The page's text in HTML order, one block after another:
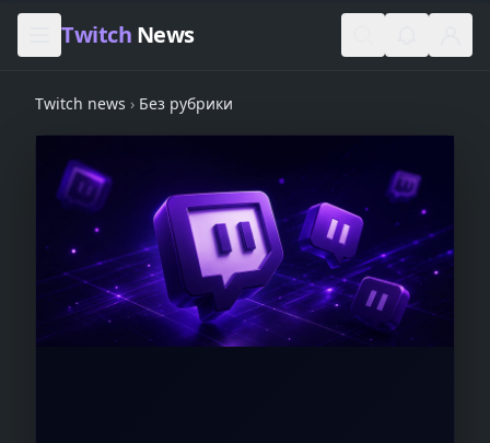
Skip to content
Twitch News
Twitch news › Без рубрики